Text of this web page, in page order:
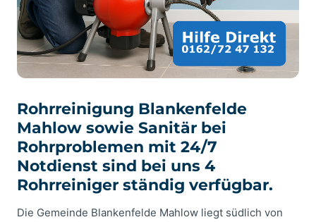
Rohrreinigung Blankenfelde
Mahlow sowie Sanitär bei
Rohrproblemen mit 24/7
Notdienst sind bei uns 4
Rohrreiniger ständig verfügbar.
Die Gemeinde Blankenfelde Mahlow liegt südlich von